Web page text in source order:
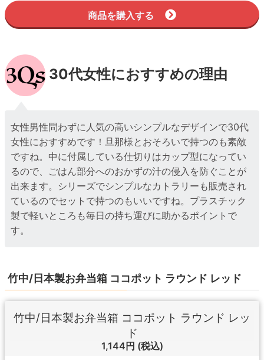
商品を購入する
30代女性におすすめの理由
女性男性問わずに人気の高いシンプルなデザインで30代
女性におすすめです！旦那様とおそろいで持つのも素敵
ですね。中に付属している仕切りはカップ型になってい
るので、ごはん部分へのおかずの汁の侵入を防ぐことが
出来ます。シリーズでシンプルなカトラリーも販売され
ているのでセットで持つのもいいですね。プラスチック
製で軽いところも毎日の持ち運びに助かるポイントで
す。
竹中/日本製お弁当箱 ココポット ラウンド レッド
竹中/日本製お弁当箱 ココポット ラウンド レッ
ド
1,144円 (税込)